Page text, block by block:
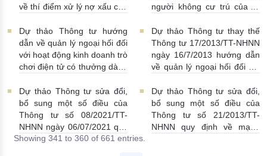
về thí điểm xử lý nợ xấu của
17:49:00
người không cư trú của tổ
23:43:00
Dự thảo Thông tư hướng
dẫn về quản lý ngoại hối đối
với hoạt động kinh doanh trò
chơi điện tử có thưởng dành
25/02/2022 | 22:42:00
Dự thảo Thông tư thay thế
Thông tư 17/2013/TT-NHNN
ngày 16/7/2013 hướng dẫn
về quản lý ngoại hối đối với
quốc tế của doanh nghiệp
không được Chính phủ bảo
lãnh 09/02/2022 | 20:49:00
Dự thảo Thông tư sửa đổi,
bổ sung một số điều của
Thông tư số 08/2021/TT-
NHNN ngày 06/07/2021 quy
định về cho vay đặc biệt đối
Dự thảo Thông tư sửa đổi,
bổ sung một số điều của
Thông tư số 21/2013/TT-
NHNN quy định về mạng
Showing 341 to 360 of 661 entries.